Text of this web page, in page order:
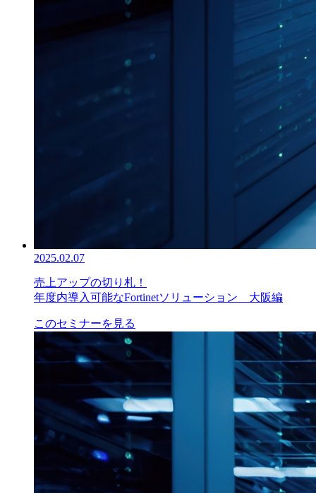
2025.02.07
売上アップの切り札！
年度内導入可能なFortinetソリューション 大阪編
このセミナーを見る